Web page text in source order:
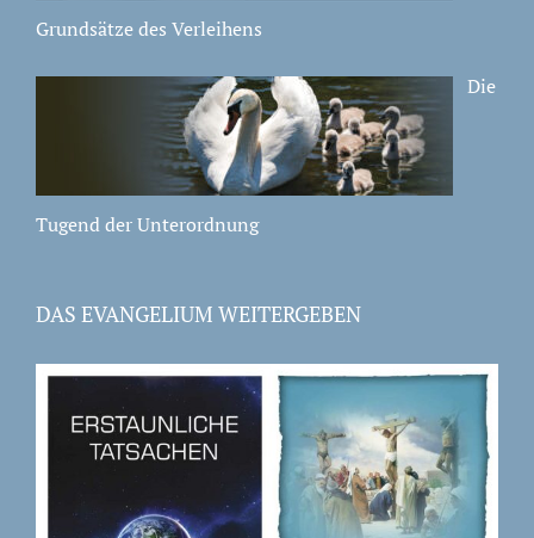
Grundsätze des Verleihens
Die
Tugend der Unterordnung
DAS EVANGELIUM WEITERGEBEN